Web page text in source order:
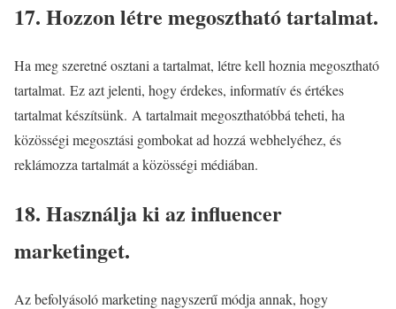
17. Hozzon létre megosztható tartalmat.
Ha meg szeretné osztani a tartalmat, létre kell hoznia megosztható
tartalmat. Ez azt jelenti, hogy érdekes, informatív és értékes
tartalmat készítsünk. A tartalmait megoszthatóbbá teheti, ha
közösségi megosztási gombokat ad hozzá webhelyéhez, és
reklámozza tartalmát a közösségi médiában.
18. Használja ki az influencer
marketinget.
Az befolyásoló marketing nagyszerű módja annak, hogy